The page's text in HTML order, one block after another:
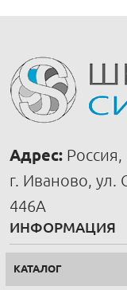
Адрес:
г. Иваново,
446А
ИНФОРМАЦИЯ
КАТАЛОГ